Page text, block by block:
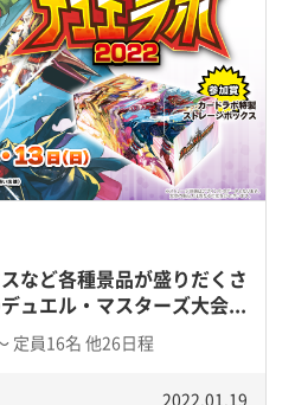
など各種景品が盛りだくさ
ュエル・マスターズ大会...
定員16名 他26日程
2022.01.19